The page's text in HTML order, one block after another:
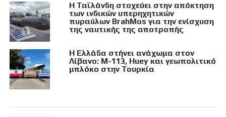
Η Ταϊλάνδη στοχεύει στην απόκτηση
των ινδικών υπερηχητικών
πυραύλων BrahMos για την ενίσχυση
της ναυτικής της αποτροπής
Η Ελλάδα στήνει ανάχωμα στον
Λίβανο: M-113, Huey και γεωπολιτικό
μπλόκο στην Τουρκία